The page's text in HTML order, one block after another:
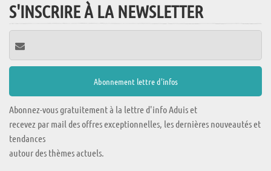
S'INSCRIRE À LA NEWSLETTER
Abonnez-vous gratuitement à la lettre d'info Aduis et
recevez par mail des offres exceptionnelles, les dernières nouveautés et
tendances
autour des thèmes actuels.